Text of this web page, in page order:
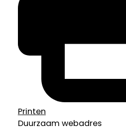
Printen
Duurzaam webadres